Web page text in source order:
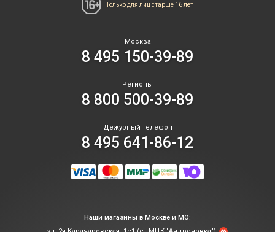
Только для лиц старше 16 лет
Москва
8 495 150-39-89
Регионы
8 800 500-39-89
Дежурный телефон
8 495 641-86-12
Наши магазины в Москве и МО: